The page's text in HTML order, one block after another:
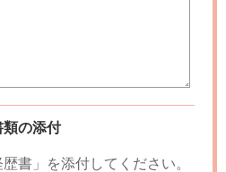
類の添付
書」を添付してください。